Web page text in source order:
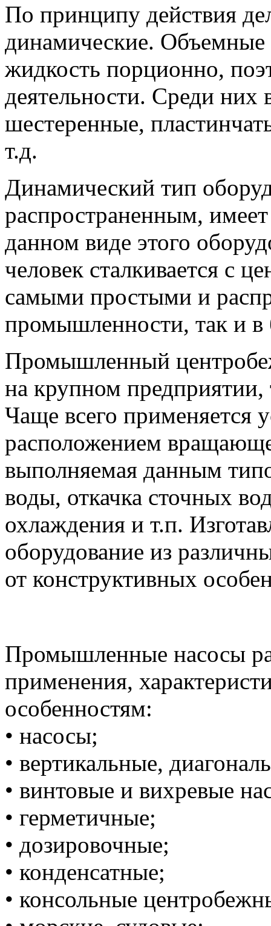
По принципу действия
динамические. Объемные
жидкость порционно,
деятельности. Среди
шестеренные,
т.д.
Динамический тип
распространенным,
данном виде этого
человек сталкивается с
самыми простыми и
промышленности, так и в
Промышленный
на крупном предприятии,
Чаще всего применяется
расположением
выполняемая данным
воды, откачка сточных
охлаждения и т.п.
оборудование из
от конструктивных
Промышленные насосы
применения,
особенностям:
•‎ насосы;
• ‎вертикальные,
• ‎винтовые и вихревые
• ‎герметичные;
• ‎дозировочные;
• ‎конденсатные;
• ‎консольные